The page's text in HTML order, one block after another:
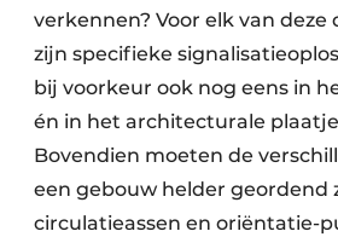
verkennen? Voor elk van deze
zijn specifieke
bij voorkeur ook nog eens in
én in het architecturale
Bovendien moeten de
een gebouw helder geordend
circulatieassen en oriëntatie-